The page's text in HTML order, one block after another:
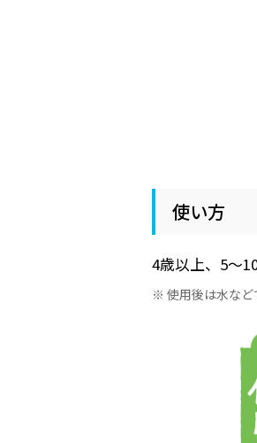
使い方
4歳以上、5〜
※ 使用後は水など